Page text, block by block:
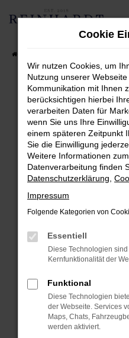
Zum
Fehler:
Beim Laden ist ein
Hier sind ein paar
Überprüfe deine
Laden andere
Manche
können das Laden
verhindern.
anderen Browser
Starte dein Gerät
Das kann
Probleme zu
Stelle sicher, dass
Cookie
Wir nutzen Cookies, um
Nutzung unserer
Kommunikation mit Ihnen
berücksichtigen hierbei
verarbeiten Daten für
wenn Sie uns Ihre
einem späteren Zeitpunkt
Sie die Einwilligung
Weitere Informationen
Datenverarbeitung finden
Datenschutzerklärung
Impressum
Folgende Kategorien von
Essentiell
Diese Technologien
Kernfunktionalität der
Funktional
Diese Technologien
der Webseite. Services
Maps, Chats,
werden aktiviert.